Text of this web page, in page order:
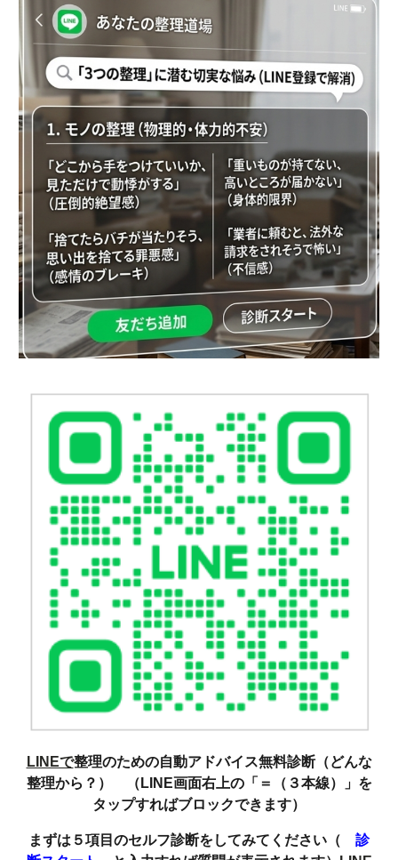
LINEで整理のための自動アドバイス無料診断（どんな
整理から？） （LINE画面右上の「＝（３本線）」を
タップすればブロックできます）
まずは５項目のセルフ診断をしてみてください（ 診